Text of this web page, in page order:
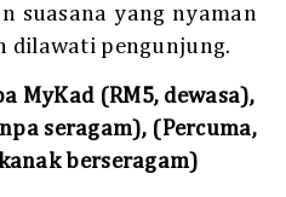
suasana yang nyaman
dilawati pengunjung.
MyKad (RM5, dewasa),
seragam), (Percuma,
berseragam)